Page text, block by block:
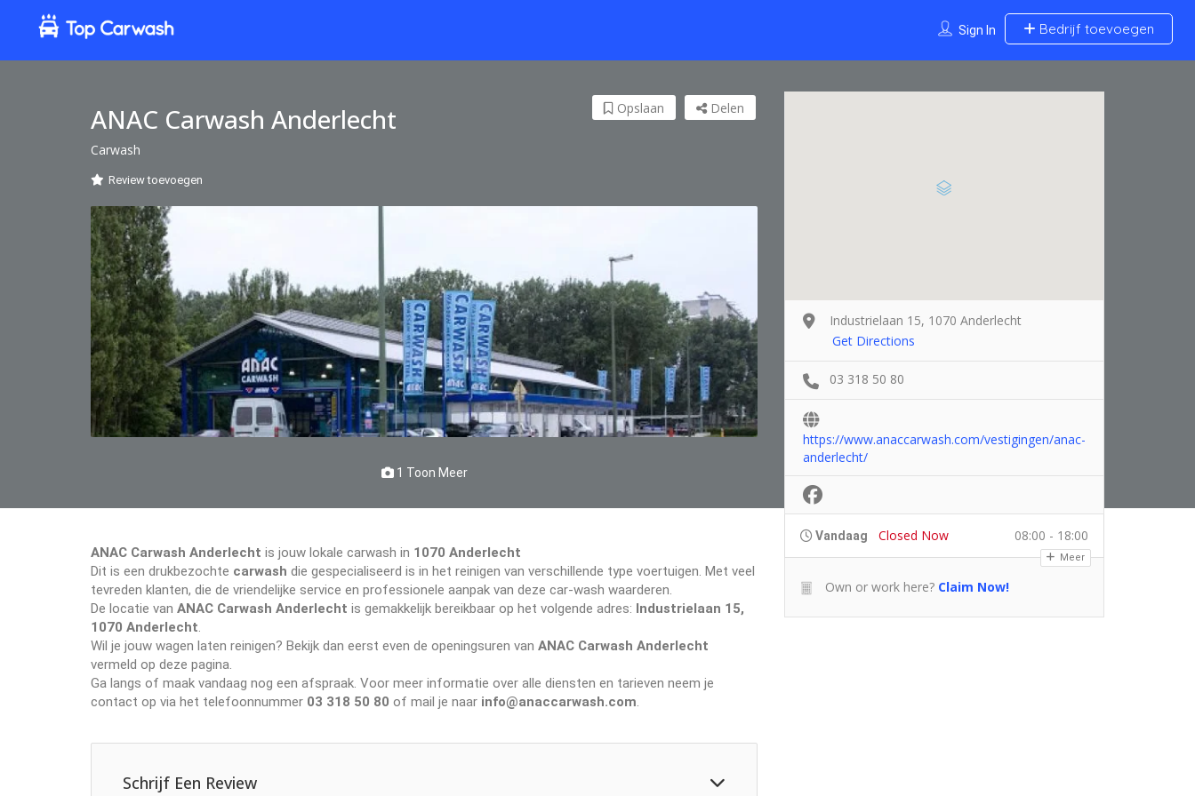
Sign In Bedrijf toevoegen
ANAC Carwash Anderlecht
Carwash
Review toevoegen
Delen
Opslaan
1 Toon Meer
ANAC Carwash Anderlecht is jouw lokale carwash in 1070 Anderlecht
Dit is een drukbezochte carwash die gespecialiseerd is in het reinigen van verschillende type voertuigen. Met veel
tevreden klanten, die de vriendelijke service en professionele aanpak van deze car-wash waarderen.
De locatie van ANAC Carwash Anderlecht is gemakkelijk bereikbaar op het volgende adres: Industrielaan 15,
1070 Anderlecht.
Wil je jouw wagen laten reinigen? Bekijk dan eerst even de openingsuren van ANAC Carwash Anderlecht
vermeld op deze pagina.
Ga langs of maak vandaag nog een afspraak. Voor meer informatie over alle diensten en tarieven neem je
contact op via het telefoonnummer 03 318 50 80 of mail je naar info@anaccarwash.com.
Schrijf Een Review
Industrielaan 15, 1070 Anderlecht
Get Directions
03 318 50 80
https://www.anaccarwash.com/vestigingen/anac-
anderlecht/
Vandaag Closed Now 08:00 - 18:00
Meer
Own or work here? Claim Now!